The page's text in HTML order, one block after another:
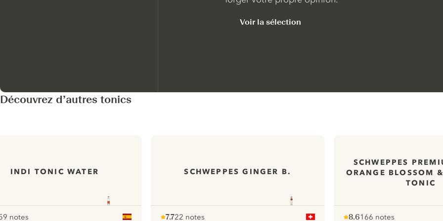
Voir la sélection
Découvrez d’autres tonics
INDI TONIC WATER
notes
SCHWEPPES GINGER B.
7.722 notes
SCHWEPPES
ORANGE BLOSSOM
TONIC
8.6166 notes